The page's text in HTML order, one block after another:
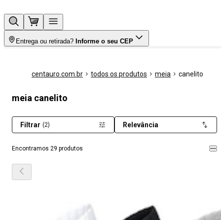
Entrega ou retirada? Informe o seu CEP
centauro.com.br todos os produtos meia canelito
meia canelito
Encontramos 29 produtos
Filtrar (2) Relevância